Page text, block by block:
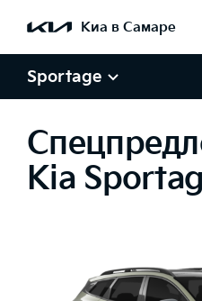
Киа в Самаре
Sportage
Kia